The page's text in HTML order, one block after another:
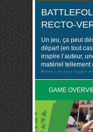
RECTO-
Un jeu, ça peut
départ (en tout
inspire l’auteur,
matériel tellement
faire un jeu avec
a les jeux qui ..
GAME